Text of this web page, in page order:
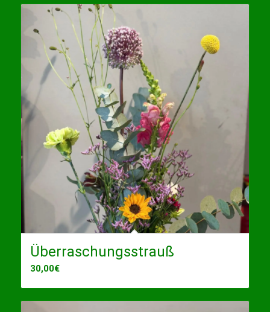
Überraschungsstrauß
30,00€